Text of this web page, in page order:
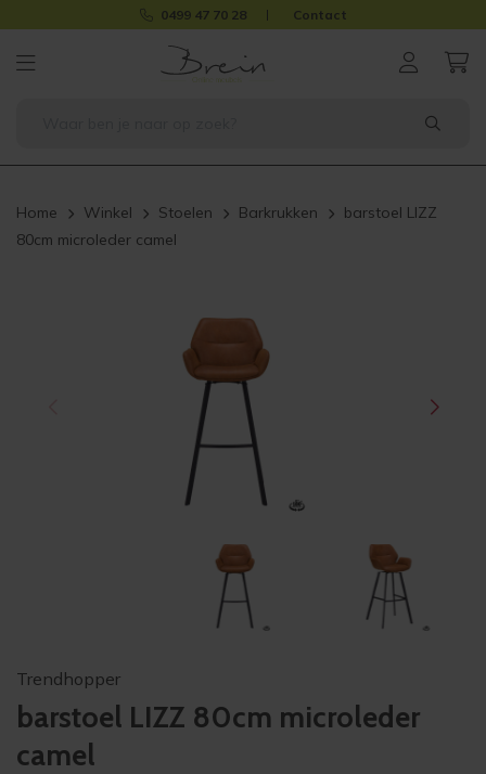
0499 47 70 28 Contact
Home Winkel Stoelen Barkrukken
barstoel LIZZ
80cm microleder camel
Trendhopper
barstoel LIZZ 80cm microleder
camel